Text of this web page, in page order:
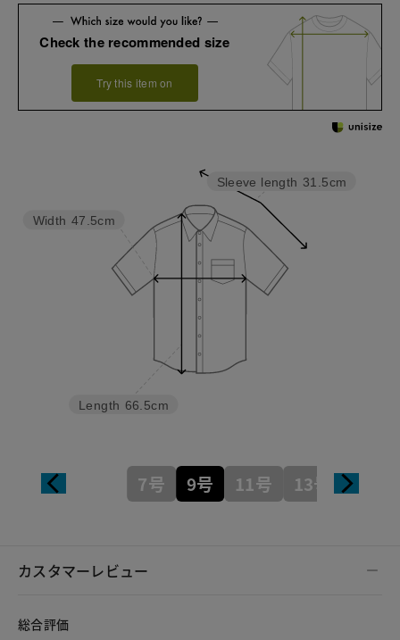
Check the recommended size
Try this item on
Sleeve length 31.5cm
Length 66.5cm
Width 47.5cm
7号 9号 11号 13号
カスタマーレビュー
総合評価